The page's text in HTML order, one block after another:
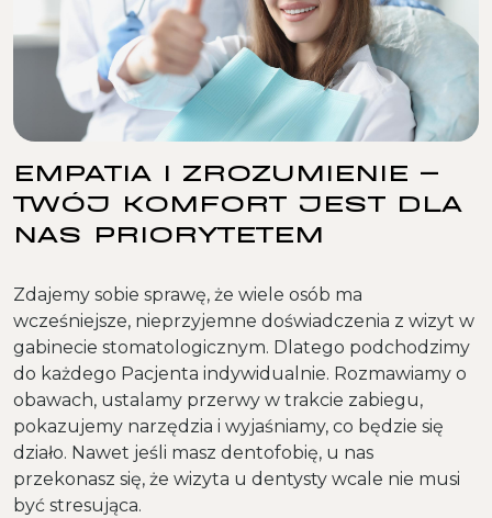
EMPATIA I ZROZUMIENIE –
TWÓJ KOMFORT JEST DLA
NAS PRIORYTETEM
Zdajemy sobie sprawę, że wiele osób ma
wcześniejsze, nieprzyjemne doświadczenia z wizyt w
gabinecie stomatologicznym. Dlatego podchodzimy
do każdego Pacjenta indywidualnie. Rozmawiamy o
obawach, ustalamy przerwy w trakcie zabiegu,
pokazujemy narzędzia i wyjaśniamy, co będzie się
działo. Nawet jeśli masz dentofobię, u nas
przekonasz się, że wizyta u dentysty wcale nie musi
być stresująca.